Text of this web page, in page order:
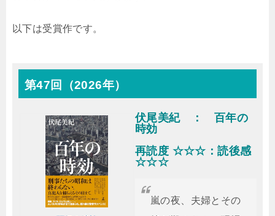
以下は受賞作です。
第47回（2026年）
伏尾美紀 ： 百年の
時効
再読度 ☆☆☆：読後感
☆☆☆
嵐の夜、夫婦とその